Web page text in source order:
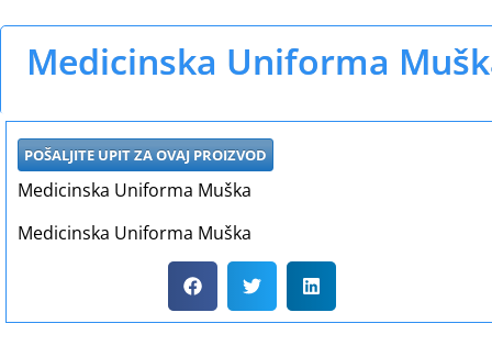
Medicinska Uniforma
POŠALJITE UPIT ZA OVAJ PROIZVOD
Medicinska Uniforma Muška
Medicinska Uniforma Muška